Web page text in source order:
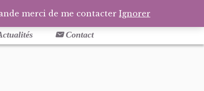
Facebook
Contact
merci de me contacter Ignorer